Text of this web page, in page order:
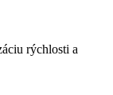
rýchlosti a